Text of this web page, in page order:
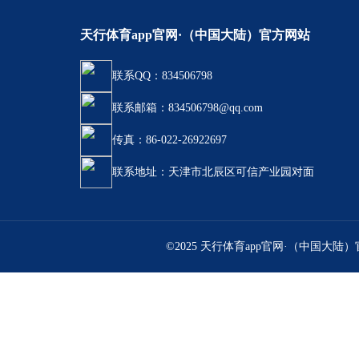
天行体育app官网·（中国大陆）官方网站
联系QQ：834506798
联系邮箱：834506798@qq.com
传真：86-022-26922697
联系地址：天津市北辰区可信产业园对面
©2025 天行体育app官网·（中国大陆